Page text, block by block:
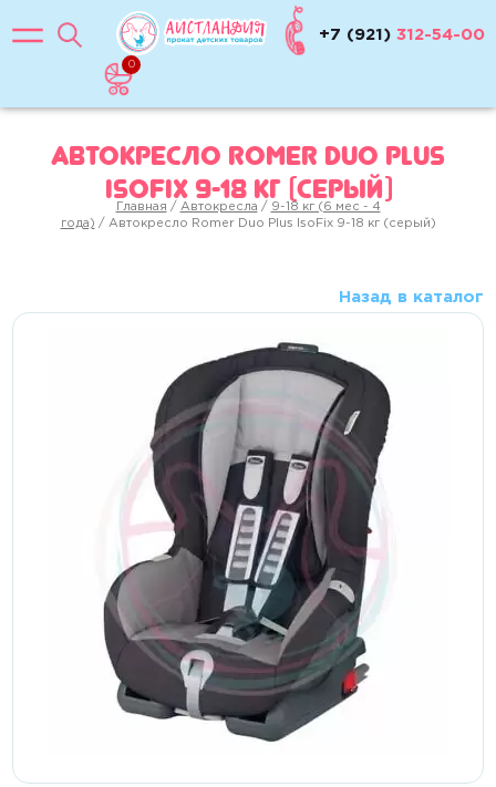
+7 (921) 312-54-00
0
9-18 кг (6 мес - 4 года)
15-25 кг (2-4 года)
22-36 кг (от 4 лет)
Коляски
Для путешествий
ЖД манежи
Кроватки
Стульчики для кормления
Манежи, матрасы
Комплекты
Шезлонги, электрокачели
Активный отдых
Автокресло Romer Duo Plus
IsoFix 9-18 кг (серый)
Главная / Автокресла / 9-18 кг (6 мес - 4
года) / Автокресло Romer Duo Plus IsoFix 9-18 кг (серый)
Назад в каталог